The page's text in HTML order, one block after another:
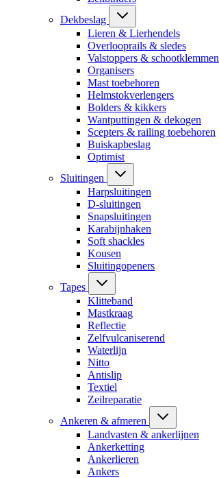
Dekbeslag
Lieren & Lierhendels
Overlooprails & sledes
Valstoppers & schootklemmen
Organisers
Mast toebehoren
Helmstokverlengers
Bolders & kikkers
Wantputtingen & dekogen
Scepters & railing toebehoren
Buiskapbeslag
Optimist
Sluitingen
Harpsluitingen
D-sluitingen
Snapsluitingen
Karabijnhaken
Soft shackles
Kousen
Sluitingopeners
Tapes
Klitteband
Mastkraag
Reflectie
Zelfvulcaniserend
Waterlijn
Nitto
Antislip
Textiel
Zeilreparatie
Ankeren & afmeren
Landvasten & ankerlijnen
Ankerketting
Ankerlieren
Ankers